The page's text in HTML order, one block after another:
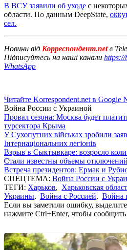
В ВСУ заявили об уходе с
области. По данным DeepState,
сел.
Новини від Корреспондент.netв
Підписуйтесь на наші канали https://
WhatsApp
Читайте Korrespondent.net в Google
Война России с Украиной
Провал сезона: Москва будет
турсектора Крыма
У Сухопутних військах зробили
Інтернаціональних легіонів
Взрыв в Сыктывкаре: возросло
Стали известны объемы
Встреча президентов: Ермак и
СПЕЦТЕМА: Война России с
ТЕГИ: Харьков, Харьковская
Украины, Война с Россией, Война
Если вы заметили ошибку,
нажмите Ctrl+Enter, чтобы